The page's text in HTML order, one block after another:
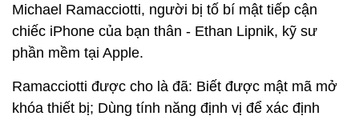
Michael Ramacciotti, người bị tố bí mật tiếp cận
chiếc iPhone của bạn thân - Ethan Lipnik, kỹ sư
phần mềm tại Apple.
Ramacciotti được cho là đã: Biết được mật mã mở
khóa thiết bị; Dùng tính năng định vị để xác định